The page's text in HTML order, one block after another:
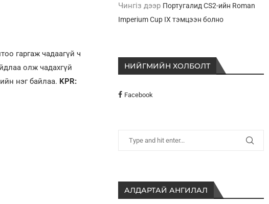
гаргаж чадаагүй ч
олж чадахгүй
нэг байлаа. KPR:
Чингіз дээр Португалид CS2-ийн Roman
Imperium Cup IX тэмцээн болно
НИЙГМИЙН ХОЛБОЛТ
Facebook
АЛДАРТАЙ АНГИЛАЛ